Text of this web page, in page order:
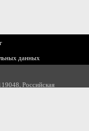
данных
Российская